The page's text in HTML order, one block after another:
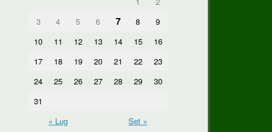
3
4 5 6 7 8
9
10
11 12 13 14 15
16
17
18 19 20 21 22
23
24
25 26 27 28 29
30
31
« Lug
Set »